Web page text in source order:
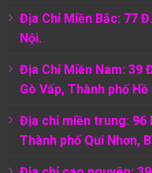
Địa Chỉ Miền Bắc: 77
Nội.
Địa Chỉ Miền Nam: 39
Gò Vấp, Thành phố
Địa chỉ miền trung: 96
Thành phố Qui Nhơn,